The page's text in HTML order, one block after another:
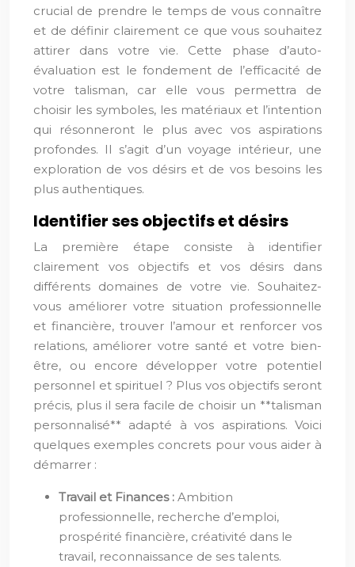
crucial de prendre le temps de vous connaître
et de définir clairement ce que vous souhaitez
attirer dans votre vie. Cette phase d’auto-
évaluation est le fondement de l’efficacité de
votre talisman, car elle vous permettra de
choisir les symboles, les matériaux et l’intention
qui résonneront le plus avec vos aspirations
profondes. Il s’agit d’un voyage intérieur, une
exploration de vos désirs et de vos besoins les
plus authentiques.
Identifier ses objectifs et désirs
La première étape consiste à identifier
clairement vos objectifs et vos désirs dans
différents domaines de votre vie. Souhaitez-
vous améliorer votre situation professionnelle
et financière, trouver l’amour et renforcer vos
relations, améliorer votre santé et votre bien-
être, ou encore développer votre potentiel
personnel et spirituel ? Plus vos objectifs seront
précis, plus il sera facile de choisir un **talisman
personnalisé** adapté à vos aspirations. Voici
quelques exemples concrets pour vous aider à
démarrer :
Travail et Finances : Ambition
professionnelle, recherche d’emploi,
prospérité financière, créativité dans le
travail, reconnaissance de ses talents.